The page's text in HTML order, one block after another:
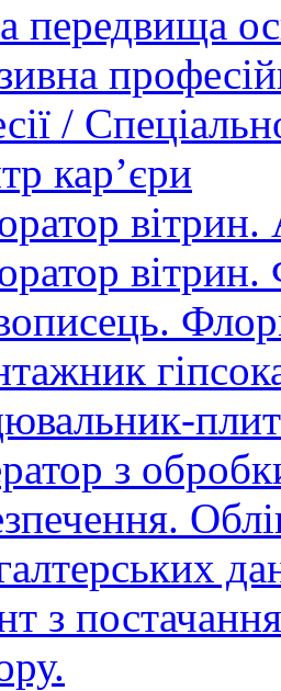
передвища
/
кар’єри
вітрин.
вітрин.
з
з